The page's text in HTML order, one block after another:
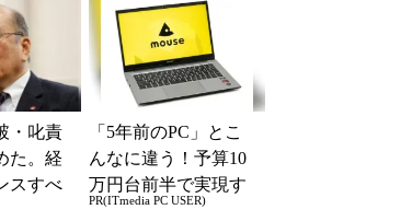
ッ...
・叱責
た。経
スすべ
「5年前のPC」とこ
んなに違う！予算10
万円台前半で実現す
る快適PCライフ
PR(ITmedia PC USER)